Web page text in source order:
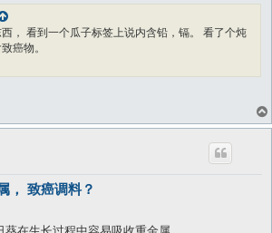
， 看到一个瓜子标签上说内含铅，镉。 看了个炖
癌物。
， 致癌调料？